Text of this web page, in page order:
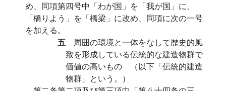
め、同項第四号中「わが国」を「我が国」に、
「橋りよう」を「橋梁」に改め、同項に次の一号
を加える。
五 周囲の環境と一体をなして歴史的風
致を形成している伝統的な建造物群で
価値の高いもの （以下「伝統的建造
物群」という。）